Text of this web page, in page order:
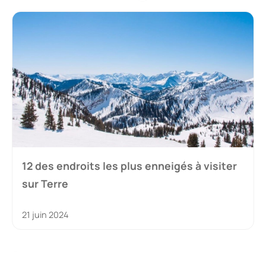
12 des endroits les plus enneigés à visiter
sur Terre
21 juin 2024